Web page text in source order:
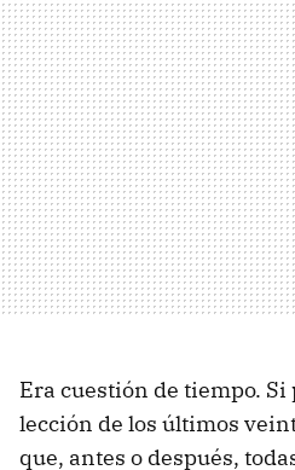
Era cuestión de tiempo. Si
lección de los últimos
que, antes o después,